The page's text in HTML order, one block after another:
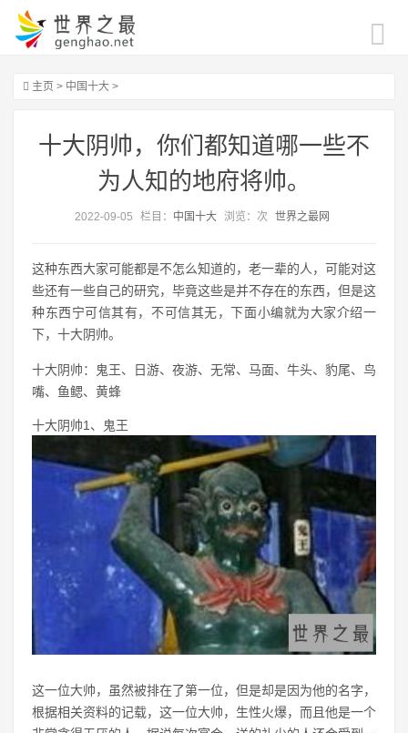
主页 > 中国十大 >
十大阴帅，你们都知道哪一些不
为人知的地府将帅。
2022-09-05 栏目： 中国十大 浏览： 次 世界之最网
这种东西大家可能都是不怎么知道的，老一辈的人，可能对这
些还有一些自己的研究，毕竟这些是并不存在的东西，但是这
种东西宁可信其有，不可信其无，下面小编就为大家介绍一
下，十大阴帅。
十大阴帅：鬼王、日游、夜游、无常、马面、牛头、豹尾、鸟
嘴、鱼鳃、黄蜂
十大阴帅1、鬼王
这一位大帅，虽然被排在了第一位，但是却是因为他的名字，
根据相关资料的记载，这一位大帅，生性火爆，而且他是一个